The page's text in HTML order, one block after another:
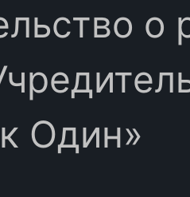
Один»